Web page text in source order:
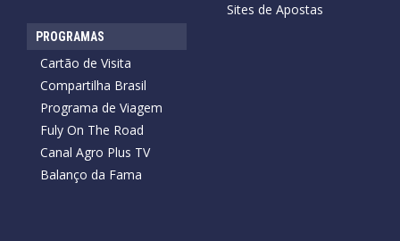
Sites de Apostas
PROGRAMAS
Cartão de Visita
Compartilha Brasil
Programa de Viagem
Fuly On The Road
Canal Agro Plus TV
Balanço da Fama